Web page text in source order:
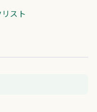
スト